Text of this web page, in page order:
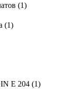
(1)
(1)
E 204 (1)